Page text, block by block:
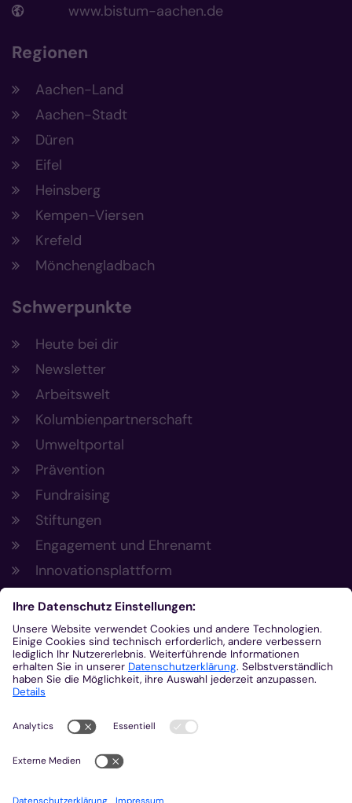
www.bistum-aachen.de
Regionen
Aachen-Land
Aachen-Stadt
Düren
Eifel
Heinsberg
Kempen-Viersen
Krefeld
Mönchengladbach
Schwerpunkte
Heute bei dir
Newsletter
Arbeitswelt
Kolumbienpartnerschaft
Umweltportal
Prävention
Fundraising
Stiftungen
Engagement und Ehrenamt
Innovationsplattform
Aus der Plattform
Nachrichten
Veranstaltungen
Gottesdienste
Stellenangebote
Kirchenzeitung
Amtsblatt (Kirchlicher Anzeiger)